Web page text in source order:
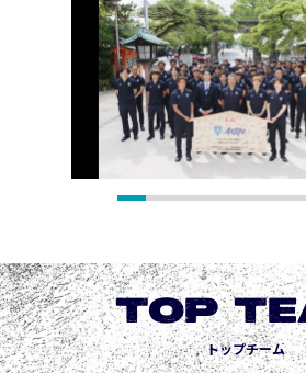
TOP
トップチーム